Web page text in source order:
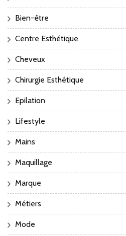
Bien-être
Centre Esthétique
Cheveux
Chirurgie Esthétique
Epilation
Lifestyle
Mains
Maquillage
Marque
Métiers
Mode